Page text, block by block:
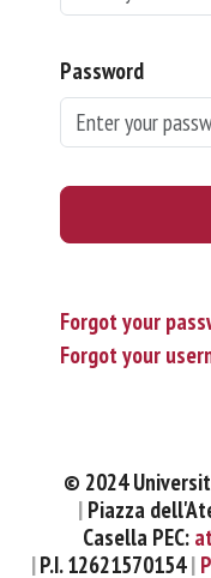
Password
Forgot your
Forgot your
© 2024
Piazza
Casella PEC:
P.I. 12621570154